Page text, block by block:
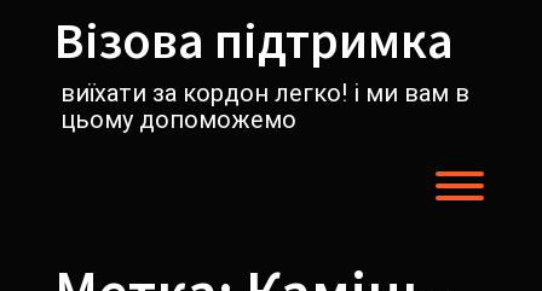
содержимомуВізова підтримка
виїхати за кордон легко! і ми вам в
цьому допоможемо